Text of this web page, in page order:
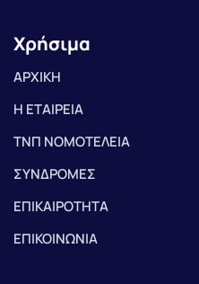
Χρήσιμα
ΑΡΧΙΚΗ
Η ΕΤΑΙΡΕΙΑ
ΤΝΠ ΝΟΜΟΤΕΛΕΙΑ
ΣΥΝΔΡΟΜΕΣ
ΕΠΙΚΑΙΡΟΤΗΤΑ
ΕΠΙΚΟΙΝΩΝΙΑ